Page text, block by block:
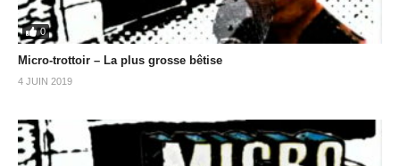
0
Micro-trottoir – La plus grosse bêtise
4 JUIN 2019